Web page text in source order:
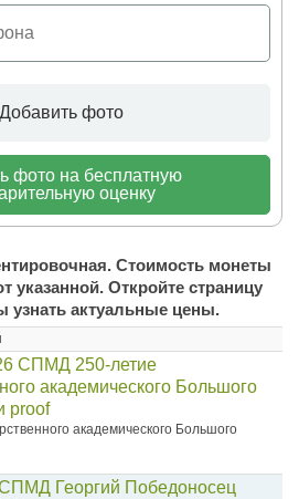
Добавить фото
фото на бесплатную
оценку
Стоимость монеты
указанной. Откройте страницу
узнать актуальные цены.
СПМД 250-летие
академического Большого
proof
академического Большого
Георгий Победоносец